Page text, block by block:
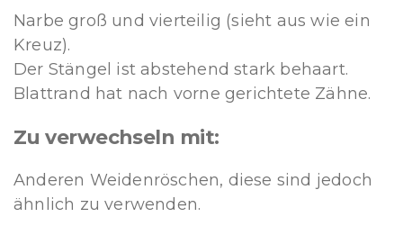
Narbe groß und vierteilig (sieht aus wie ein
Kreuz).
Der Stängel ist abstehend stark behaart.
Blattrand hat nach vorne gerichtete Zähne.
Zu verwechseln mit:
Anderen Weidenröschen, diese sind jedoch
ähnlich zu verwenden.